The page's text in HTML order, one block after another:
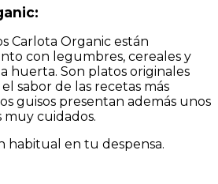
Carlota Organic están
con legumbres, cereales y
huerta. Son platos originales
sabor de las recetas más
guisos presentan además unos
cuidados.
habitual en tu despensa.